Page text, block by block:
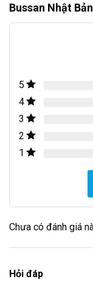
Bussan Nhật Bản
5
4
3
2
1
Chưa có đánh giá
Hỏi đáp